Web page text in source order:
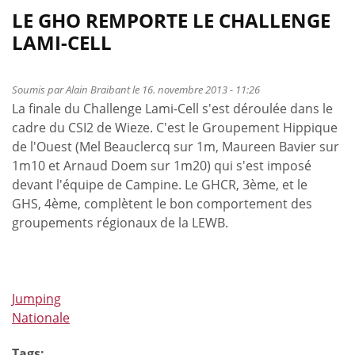
LE GHO REMPORTE LE CHALLENGE
LAMI-CELL
Soumis parAlain Braibantle 16. novembre 2013 - 11:26
La finale du Challenge Lami-Cell s'est déroulée dans le
cadre du CSI2 de Wieze. C'est le Groupement Hippique
de l'Ouest (Mel Beauclercq sur 1m, Maureen Bavier sur
1m10 et Arnaud Doem sur 1m20) qui s'est imposé
devant l'équipe de Campine. Le GHCR, 3ème, et le
GHS, 4ème, complètent le bon comportement des
groupements régionaux de la LEWB.
Jumping
Nationale